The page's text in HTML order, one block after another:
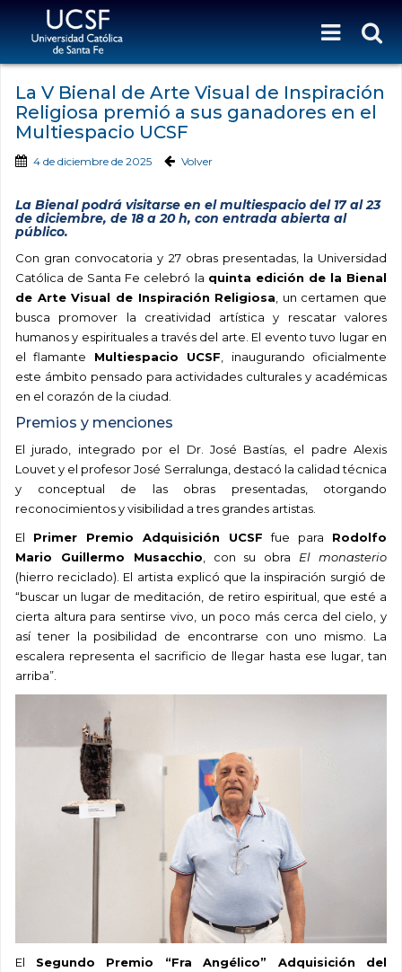
La V Bienal de Arte Visual de Inspiración
Religiosa premió a sus ganadores en el
Multiespacio UCSF
4 de diciembre de 2025 Volver
La Bienal podrá visitarse en el multiespacio del 17 al 23
de diciembre, de 18 a 20 h, con entrada abierta al
público.
Con gran convocatoria y 27 obras presentadas, la Universidad
Católica de Santa Fe celebró la quinta edición de la Bienal
de Arte Visual de Inspiración Religiosa , un certamen que
busca promover la creatividad artística y rescatar valores
humanos y espirituales a través del arte. El evento tuvo lugar en
el flamante Multiespacio UCSF , inaugurando oficialmente
este ámbito pensado para actividades culturales y académicas
en el corazón de la ciudad.
Premios y menciones
El jurado, integrado por el Dr. José Bastías, el padre Alexis
Louvet y el profesor José Serralunga, destacó la calidad técnica
y conceptual de las obras presentadas, otorgando
reconocimientos y visibilidad a tres grandes artistas.
El Primer Premio Adquisición UCSF fue para Rodolfo
Mario Guillermo Musacchio , con su obra El monasterio
(hierro reciclado). El artista explicó que la inspiración surgió de
“buscar un lugar de meditación, de retiro espiritual, que esté a
cierta altura para sentirse vivo, un poco más cerca del cielo, y
así tener la posibilidad de encontrarse con uno mismo. La
escalera representa el sacrificio de llegar hasta ese lugar, tan
arriba”.
El Segundo Premio “Fra Angélico” Adquisición del